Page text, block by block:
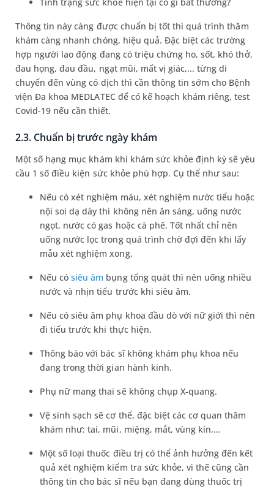
Thông tin này càng được chuẩn bị tốt thì quá trình thăm
khám càng nhanh chóng, hiệu quả. Đặc biệt các trường
hợp người lao động đang có triệu chứng ho, sốt, khó thở,
đau họng, đau đầu, ngạt mũi, mất vị giác,... từng di
chuyển đến vùng có dịch thì cần thông tin sớm cho Bệnh
viện Đa khoa MEDLATEC để có kế hoạch khám riêng, test
Covid-19 nếu cần thiết.
2.3. Chuẩn bị trước ngày khám
Một số hạng mục khám khi khám sức khỏe định kỳ sẽ yêu
cầu 1 số điều kiện sức khỏe phù hợp. Cụ thể như sau:
Nếu có xét nghiệm máu, xét nghiệm nước tiểu hoặc
nội soi dạ dày thì không nên ăn sáng, uống nước
ngọt, nước có gas hoặc cà phê. Tốt nhất chỉ nên
uống nước lọc trong quá trình chờ đợi đến khi lấy
mẫu xét nghiệm xong.
Nếu cósiêu âm bụng tổng quát thì nên uống nhiều
nước và nhịn tiểu trước khi siêu âm.
Nếu có siêu âm phụ khoa đầu dò với nữ giới thì nên
đi tiểu trước khi thực hiện.
Thông báo với bác sĩ không khám phụ khoa nếu
đang trong thời gian hành kinh.
Phụ nữ mang thai sẽ không chụp X-quang.
Vệ sinh sạch sẽ cơ thể, đặc biệt các cơ quan thăm
khám như: tai, mũi, miệng, mắt, vùng kín,…
Một số loại thuốc điều trị có thể ảnh hưởng đến kết
quả xét nghiệm kiểm tra sức khỏe, vì thế cũng cần
thông tin cho bác sĩ nếu bạn đang dùng thuốc trị